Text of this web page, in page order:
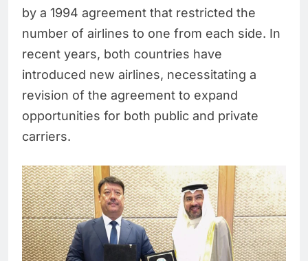
by a 1994 agreement that restricted the
number of airlines to one from each side. In
recent years, both countries have
introduced new airlines, necessitating a
revision of the agreement to expand
opportunities for both public and private
carriers.